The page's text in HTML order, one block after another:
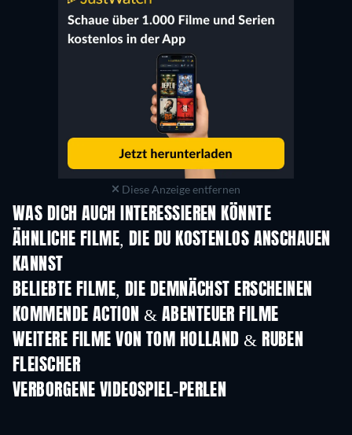
Diese Anzeige entfernen
WAS DICH AUCH INTERESSIEREN KÖNNTE
ÄHNLICHE FILME, DIE DU KOSTENLOS ANSCHAUEN
KANNST
BELIEBTE FILME, DIE DEMNÄCHST ERSCHEINEN
KOMMENDE ACTION & ABENTEUER FILME
WEITERE FILME VON TOM HOLLAND & RUBEN
FLEISCHER
VERBORGENE VIDEOSPIEL-PERLEN